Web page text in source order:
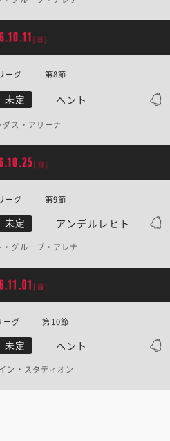
[日]
未定 ヘント
リーグ | 第8節
ダス・アリーナ
[日]
未定 アンデルレヒト
リーグ | 第9節
・グループ・アレナ
[日]
未定 ヘント
ーグ | 第10節
ン・スタディオン